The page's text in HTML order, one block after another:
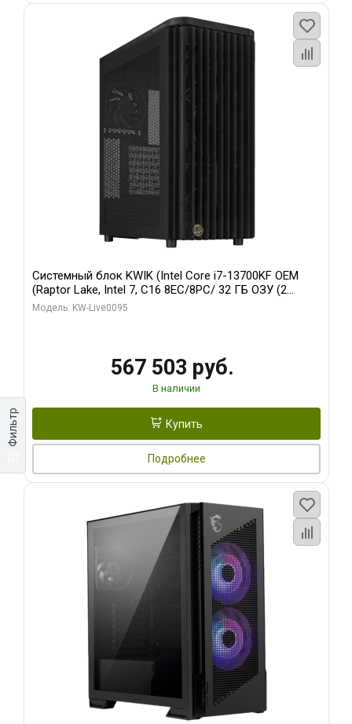
Фильтр
Системный блок KWIK (Intel Core i7-13700KF OEM
(Raptor Lake, Intel 7, C16 8EC/8PC/ 32 ГБ ОЗУ (2
модуля)/ Afox RTX4090 24GB GDDR6X 384-Bit 3xDP
Модель: KW-Live0095
567 503 руб.
В наличии
Купить
Подробнее